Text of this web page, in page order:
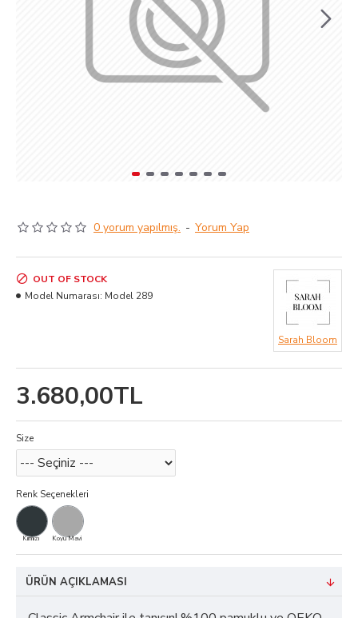
0 yorum yapılmış. - Yorum Yap
3.680,00TL
OUT OF STOCK
Model Numarası: Model 289
Sarah Bloom
Size
Renk Seçenekleri
Kırmızı Koyu Mavi
ÜRÜN AÇIKLAMASI